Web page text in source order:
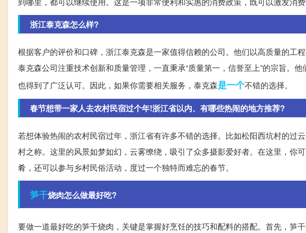
浙江泰克森怎么样?
根据客户的评价和口碑，浙江泰克森是一家值得信赖的公司。他们以高质量的工
泰克森公司注重技术创新和质量管理，一直秉承“质量第一，信誉至上”的宗旨。
也得到了广泛认可。因此，如果你需要相关服务，泰克森是一个不错的选择。
春节想带一家人去农村民宿过个年!浙江省以内、有哪些热闹的地方推荐?
若想体验热闹的农村民宿过年，浙江省有许多不错的选择。比如松阳西坑村的过
村之称。这里的风景如梦如幻，云雾缭绕，吸引了众多摄影爱好者。在这里，你
肴，还可以参与乡村民俗活动，度过一个独特而难忘的春节。
笋干烧肉怎么做最好吃?
要做一道最好吃的笋干烧肉，关键是掌握好烹饪的技巧和配料的搭配。首先，笋